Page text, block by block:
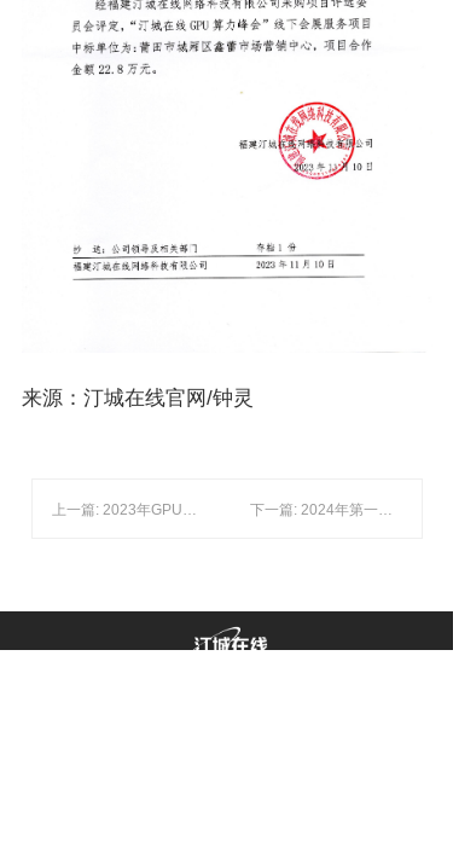
来源：汀城在线官网/钟灵
上一篇: 2023年GPU算力放量，便宜高效 下一篇: 2024年第一季度获得的证书及荣誉